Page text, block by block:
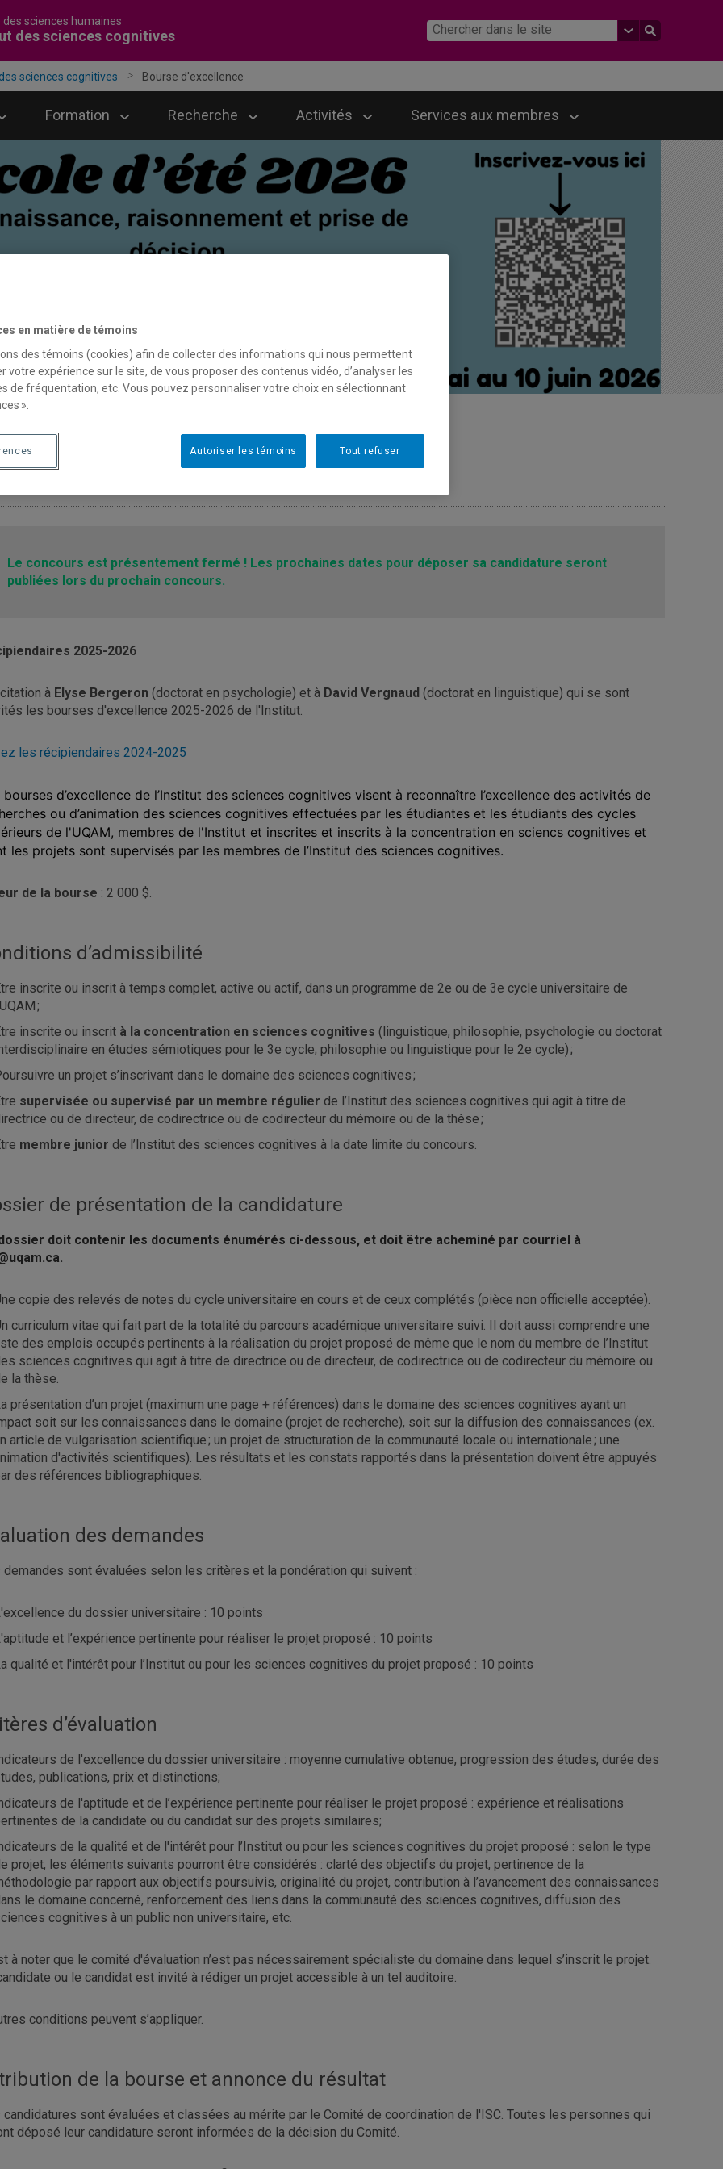
des sciences humaines
des sciences cognitives
sciences cognitives Bourse d'excellence
Formation Recherche Activités Services aux membres
d'excellence
Le concours est présentement fermé ! Les prochaines dates pour déposer sa candidature seront
publiées lors du prochain concours.
2025-2026
à Elyse Bergeron (doctorat en psychologie) et à David Vergnaud (doctorat en linguistique) qui se sont
les bourses d'excellence 2025-2026 de l'Institut.
les récipiendaires 2024-2025
bourses d’excellence de l’Institut des sciences cognitives visent à reconnaître l’excellence des activités de
ou d’animation des sciences cognitives effectuées par les étudiantes et les étudiants des cycles
de l'UQAM, membres de l'Institut et inscrites et inscrits à la concentration en sciencs cognitives et
les projets sont supervisés par les membres de l’Institut des sciences cognitives.
de la bourse : 2 000 $.
d’admissibilité
inscrite ou inscrit à temps complet, active ou actif, dans un programme de 2e ou de 3e cycle universitaire de
;
inscrite ou inscrit à la concentration en sciences cognitives (linguistique, philosophie, psychologie ou doctorat
en études sémiotiques pour le 3e cycle; philosophie ou linguistique pour le 2e cycle) ;
un projet s’inscrivant dans le domaine des sciences cognitives ;
supervisée ou supervisé par un membre régulier de l’Institut des sciences cognitives qui agit à titre de
ou de directeur, de codirectrice ou de codirecteur du mémoire ou de la thèse ;
membre junior de l’Institut des sciences cognitives à la date limite du concours.
de présentation de la candidature
doit contenir les documents énumérés ci-dessous, et doit être acheminé par courriel à
.
copie des relevés de notes du cycle universitaire en cours et de ceux complétés (pièce non officielle acceptée).
curriculum vitae qui fait part de la totalité du parcours académique universitaire suivi. Il doit aussi comprendre une
des emplois occupés pertinents à la réalisation du projet proposé de même que le nom du membre de l’Institut
sciences cognitives qui agit à titre de directrice ou de directeur, de codirectrice ou de codirecteur du mémoire ou
la thèse.
présentation d’un projet (maximum une page + références) dans le domaine des sciences cognitives ayant un
soit sur les connaissances dans le domaine (projet de recherche), soit sur la diffusion des connaissances (ex.
article de vulgarisation scientifique ; un projet de structuration de la communauté locale ou internationale ; une
d'activités scientifiques). Les résultats et les constats rapportés dans la présentation doivent être appuyés
des références bibliographiques.
des demandes
demandes sont évaluées selon les critères et la pondération qui suivent :
du dossier universitaire : 10 points
et l’expérience pertinente pour réaliser le projet proposé : 10 points
qualité et l'intérêt pour l’Institut ou pour les sciences cognitives du projet proposé : 10 points
d’évaluation
de l'excellence du dossier universitaire : moyenne cumulative obtenue, progression des études, durée des
publications, prix et distinctions;
de l'aptitude et de l’expérience pertinente pour réaliser le projet proposé : expérience et réalisations
de la candidate ou du candidat sur des projets similaires;
de la qualité et de l'intérêt pour l’Institut ou pour les sciences cognitives du projet proposé : selon le type
projet, les éléments suivants pourront être considérés : clarté des objectifs du projet, pertinence de la
par rapport aux objectifs poursuivis, originalité du projet, contribution à l’avancement des connaissances
le domaine concerné, renforcement des liens dans la communauté des sciences cognitives, diffusion des
cognitives à un public non universitaire, etc.
à noter que le comité d'évaluation n’est pas nécessairement spécialiste du domaine dans lequel s’inscrit le projet.
ou le candidat est invité à rédiger un projet accessible à un tel auditoire.
conditions peuvent s’appliquer.
de la bourse et annonce du résultat
candidatures sont évaluées et classées au mérite par le Comité de coordination de l'ISC. Toutes les personnes qui
déposé leur candidature seront informées de la décision du Comité.
en matière de témoins
des témoins (cookies) afin de collecter des informations qui nous permettent
votre expérience sur le site, de vous proposer des contenus vidéo, d’analyser les
de fréquentation, etc. Vous pouvez personnaliser votre choix en sélectionnant
».
Tout refuser
Autoriser les témoins